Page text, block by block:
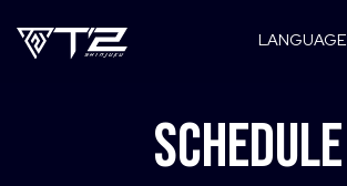
LANGUAGE
SCHEDULE